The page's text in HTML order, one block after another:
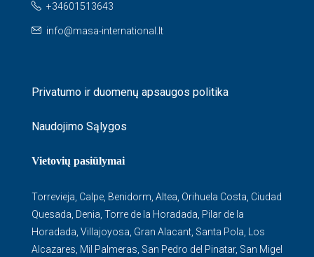
+34601513643
info@masa-international.lt
Privatumo ir duomenų apsaugos politika
Naudojimo Sąlygos
Vietovių pasiūlymai
Torrevieja Calpe Benidorm Altea Orihuela Costa Ciudad
Quesada Denia Torre de la Horadada Pilar de la
Horadada Villajoyosa Gran Alacant Santa Pola
Los
Alcazares Mil Palmeras San Pedro del Pinatar, San Migel